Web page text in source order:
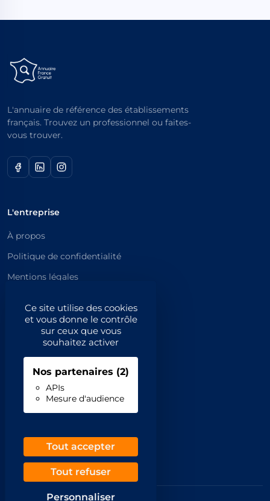
Ce site utilise des cookies
et vous donne le contrôle
sur ceux que vous
souhaitez activer
Nos partenaires (2)
APIs
Mesure d'audience
Tout accepter
Tout refuser
Personnaliser
L'annuaire de référence des établissements
français. Trouvez un professionnel ou faites-
vous trouver.
L'entreprise
À propos
Politique de confidentialité
Mentions légales
Catégories principales
Catégories
Professionnels
Inscrivez-vous
Demande de retrait